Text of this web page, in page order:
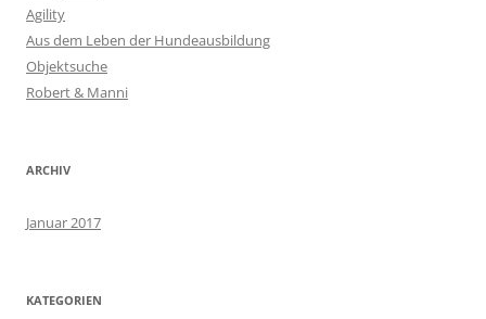
Agility
Aus dem Leben der Hundeausbildung
Objektsuche
Robert & Manni
ARCHIV
Januar 2017
KATEGORIEN